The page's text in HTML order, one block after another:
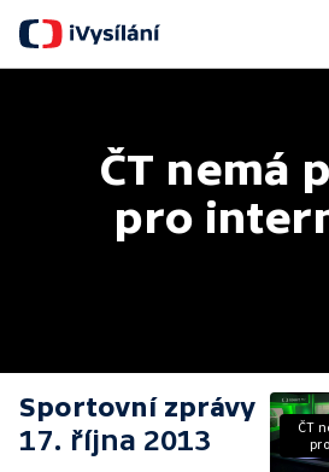
ČT nemá
pro
Sportovní zprávy
17. října 2013
ČT